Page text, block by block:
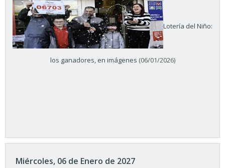
Lotería del Niño:
los ganadores, en imágenes (06/01/2026)
Miércoles, 06 de Enero de 2027